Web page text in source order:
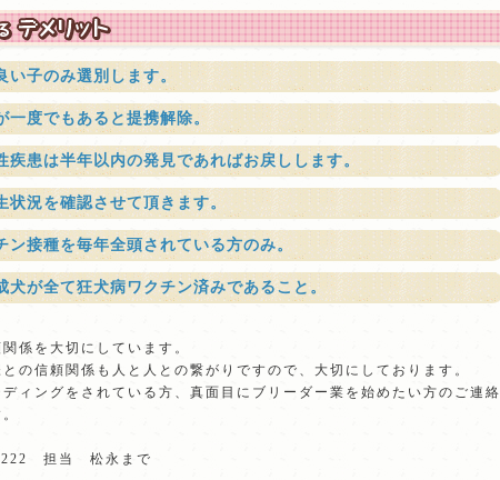
い子のみ選別します。
一度でもあると提携解除。
疾患は半年以内の発見であればお戻しします。
状況を確認させて頂きます。
ン接種を毎年全頭されている方のみ。
犬が全て狂犬病ワクチン済みであること。
係を大切にしています。
の信頼関係も人と人との繋がりですので、大切にしております。
ィングをされている方、真面目にブリーダー業を始めたい方のご連絡
担当 松永まで